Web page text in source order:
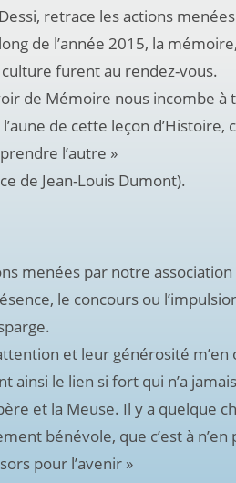
retrace les actions
de l’année 2015, la
culture furent au rendez-vous.
de Mémoire nous incombe à
de cette leçon d’Histoire,
l’autre »
de Jean-Louis Dumont).
menées par notre association
le concours ou
et leur générosité m’en
ainsi le lien si fort qui n’a
et la Meuse. Il y a quelque
bénévole, que c’est à
pour l’avenir »